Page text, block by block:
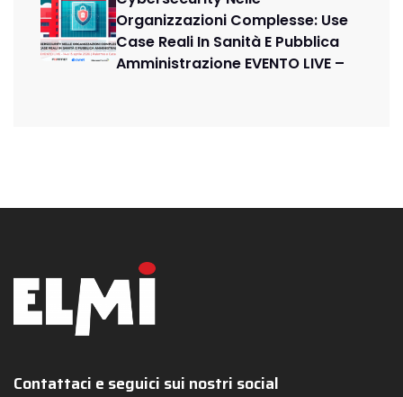
Organizzazioni Complesse: Use
Case Reali In Sanità E Pubblica
Amministrazione EVENTO LIVE –
Contattaci e seguici sui nostri social